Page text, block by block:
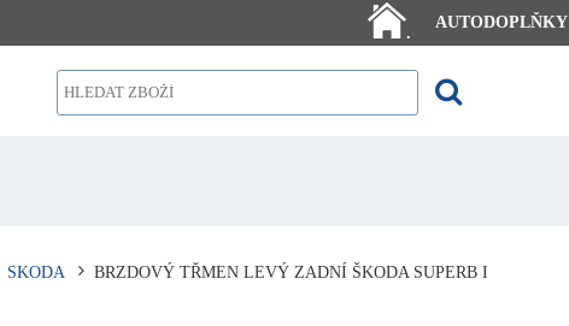
.
AUTODOPLŇKY
SKODA BRZDOVÝ TŘMEN LEVÝ ZADNÍ ŠKODA SUPERB I